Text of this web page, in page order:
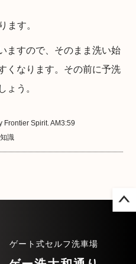
ます。
ますので、そのまま洗い始
くなります。その前に予洗
ょう。
Frontier Spirit. AM3:59
識
ゲート式セルフ洗車場